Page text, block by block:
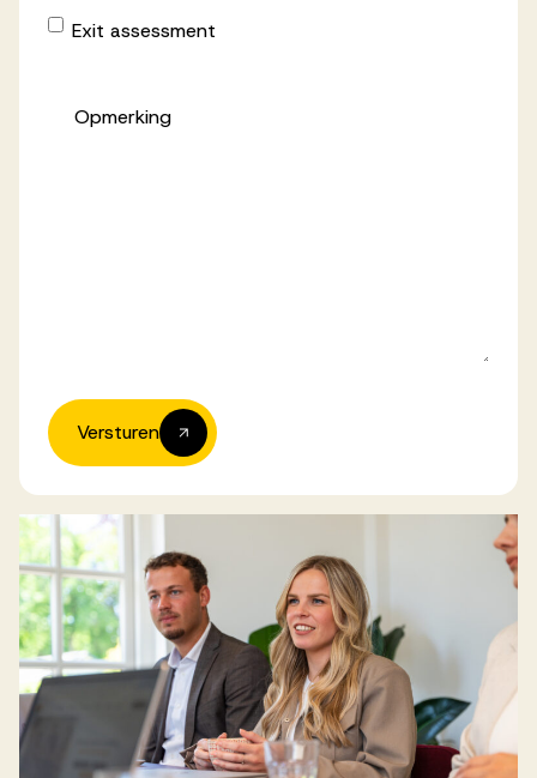
Inspiratie
Exit assessment
Opmerking
Versturen